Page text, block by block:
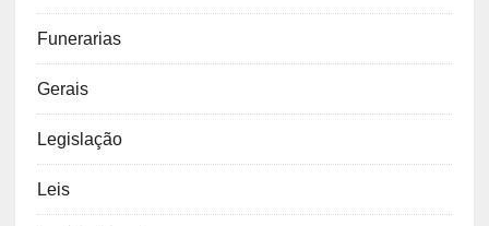
Funerarias
Gerais
Legislação
Leis